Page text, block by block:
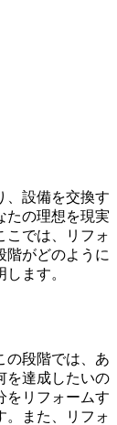
、設備を交換す
たの理想を現実
こでは、リフォ
階がどのように
ます。
の段階では、あ
を達成したいの
をリフォームす
。また、リフォ